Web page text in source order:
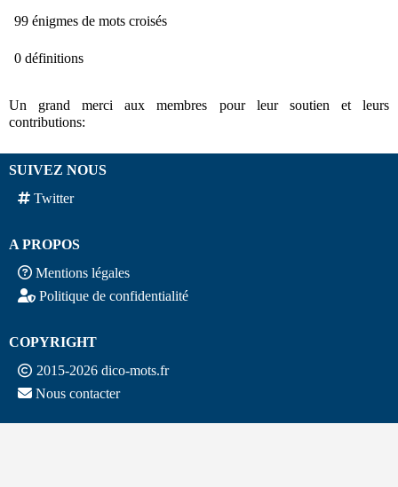
99 énigmes de mots croisés
0 définitions
Un grand merci aux membres pour leur soutien et leurs
contributions:
SUIVEZ NOUS
Twitter
A PROPOS
Mentions légales
Politique de confidentialité
COPYRIGHT
2015-2026 dico-mots.fr
Nous contacter